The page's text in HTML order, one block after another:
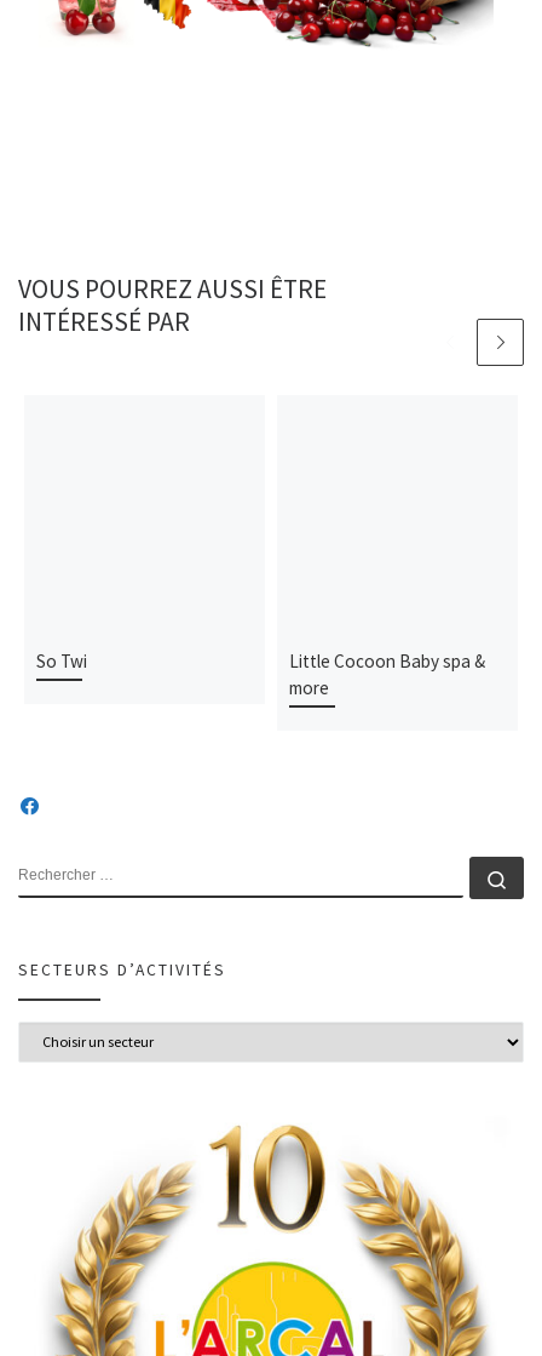
VOUS POURREZ AUSSI ÊTRE
INTÉRESSÉ PAR
So Twi
Little Cocoon Baby spa &
more
SECTEURS D’ACTIVITÉS